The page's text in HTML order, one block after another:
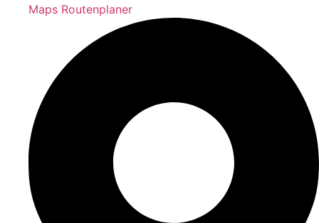
Maps Routenplaner